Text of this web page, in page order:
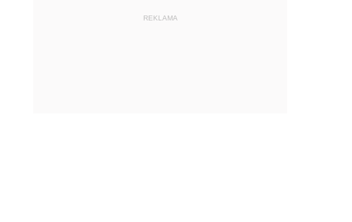
REKLAMA